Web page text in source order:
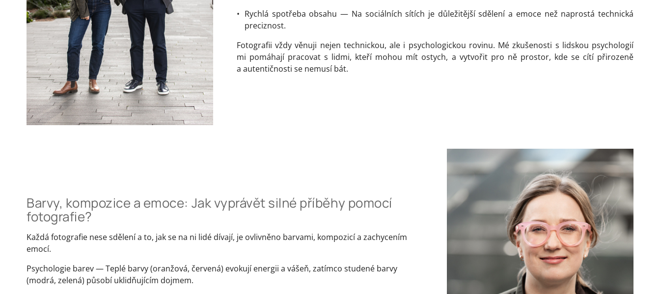
Rychlá spotřeba obsahu — Na sociálních sítích je důležitější sdělení a emoce než naprostá technická
preciznost.
Fotografii vždy věnuji nejen technickou, ale i psychologickou rovinu. Mé zkušenosti s lidskou psychologií
mi pomáhají pracovat s lidmi, kteří mohou mít ostych, a vytvořit pro ně prostor, kde se cítí přirozeně
a autentičnosti se nemusí bát.
Barvy, kompozice a emoce: Jak vyprávět silné příběhy pomocí
fotografie?
Každá fotografie nese sdělení a to, jak se na ni lidé dívají, je ovlivněno barvami, kompozicí a zachycením
emocí.
Psychologie barev — Teplé barvy (oranžová, červená) evokují energii a vášeň, zatímco studené barvy
(modrá, zelená) působí uklidňujícím dojmem.